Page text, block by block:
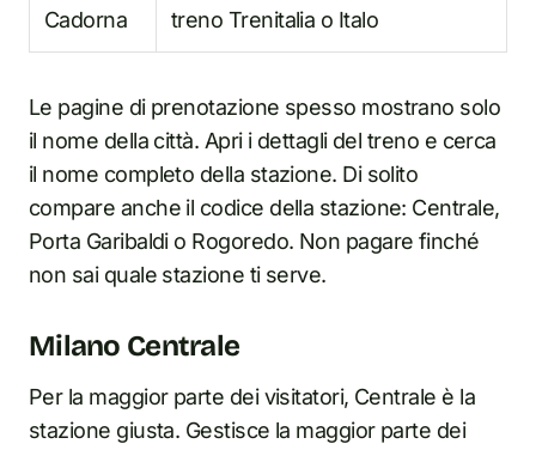
Cadorna
treno Trenitalia o Italo
Le pagine di prenotazione spesso mostrano solo
il nome della città. Apri i dettagli del treno e cerca
il nome completo della stazione. Di solito
compare anche il codice della stazione: Centrale,
Porta Garibaldi o Rogoredo. Non pagare finché
non sai quale stazione ti serve.
Milano Centrale
Per la maggior parte dei visitatori, Centrale è la
stazione giusta. Gestisce la maggior parte dei